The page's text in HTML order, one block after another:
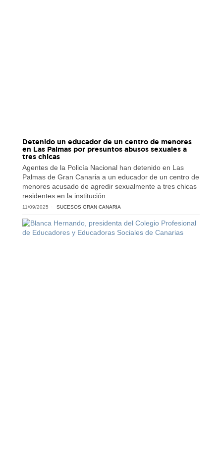
Detenido un educador de un centro de menores
en Las Palmas por presuntos abusos sexuales a
tres chicas
Agentes de la Policía Nacional han detenido en Las
Palmas de Gran Canaria a un educador de un centro de
menores acusado de agredir sexualmente a tres chicas
residentes en la institución.…
11/09/2025 SUCESOS·GRAN CANARIA